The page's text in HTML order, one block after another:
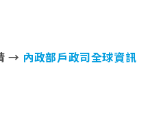
→ 內政部戶政司全球資訊